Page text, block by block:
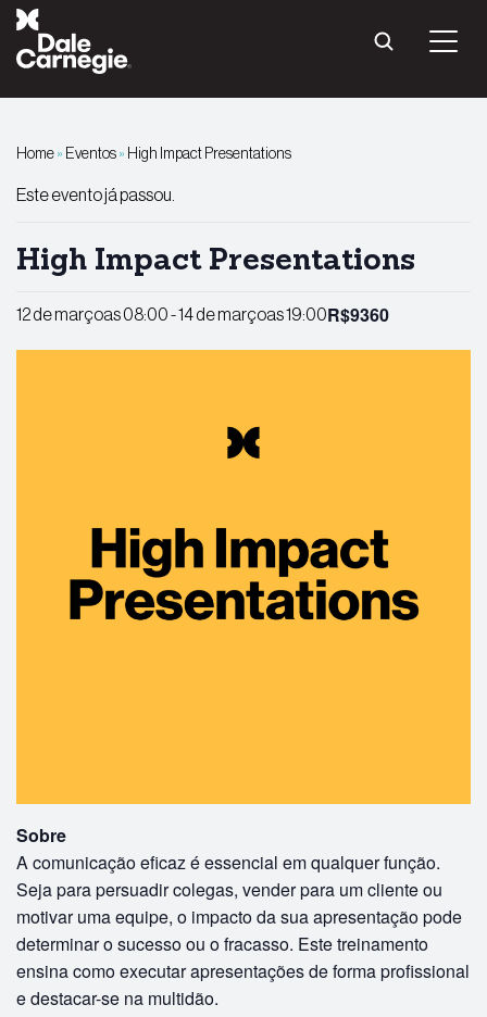
Pular
conteúdo
Home» Eventos» High Impact Presentations
Este evento já passou.
High Impact Presentations
12 de marçoas 08:00-14 de marçoas 19:00R$9360
Sobre
A comunicação eficaz é essencial em qualquer função.
Seja para persuadir colegas, vender para um cliente ou
motivar uma equipe, o impacto da sua apresentação pode
determinar o sucesso ou o fracasso. Este treinamento
ensina como executar apresentações de forma profissional
e destacar-se na multidão.